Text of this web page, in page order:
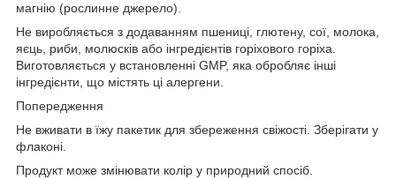
магнію (рослинне джерело).
Не виробляється з додаванням пшениці, глютену, сої, молока,
яєць, риби, молюсків або інгредієнтів горіхового горіха.
Виготовляється у встановленні GMP, яка обробляє інші
інгредієнти, що містять ці алергени.
Попередження
Не вживати в їжу пакетик для збереження свіжості. Зберігати у
флаконі.
Продукт може змінювати колір у природний спосіб.